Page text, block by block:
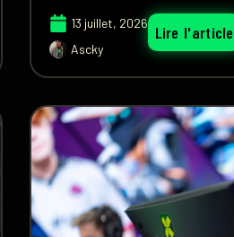
13 juillet, 2026
Ascky
Lire l'article